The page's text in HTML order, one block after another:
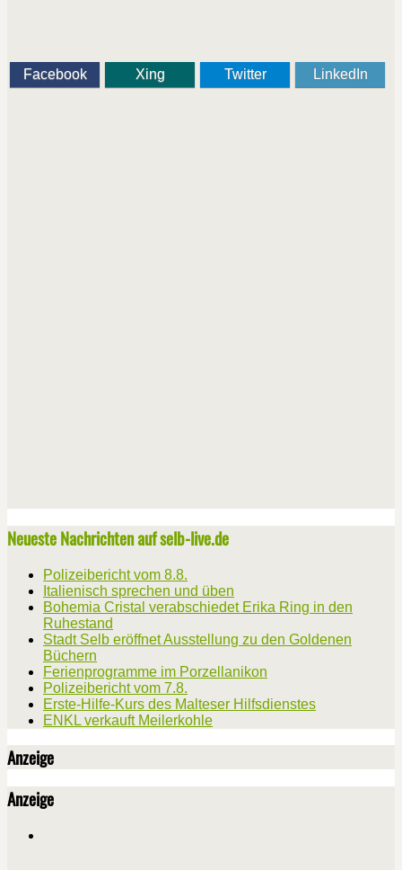
Facebook Xing Twitter LinkedIn
Neueste Nachrichten auf selb-live.de
Polizeibericht vom 8.8.
Italienisch sprechen und üben
Bohemia Cristal verabschiedet Erika Ring in den
Ruhestand
Stadt Selb eröffnet Ausstellung zu den Goldenen
Büchern
Ferienprogramme im Porzellanikon
Polizeibericht vom 7.8.
Erste-Hilfe-Kurs des Malteser Hilfsdienstes
ENKL verkauft Meilerkohle
Anzeige
Anzeige